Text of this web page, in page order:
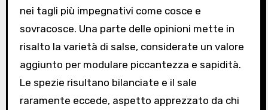
nei tagli più impegnativi come cosce e
sovracosce. Una parte delle opinioni mette in
risalto la varietà di salse, considerate un valore
aggiunto per modulare piccantezza e sapidità.
Le spezie risultano bilanciate e il sale
raramente eccede, aspetto apprezzato da chi